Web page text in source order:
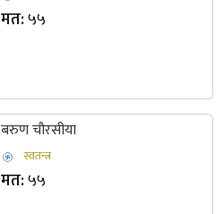
मत:५५
बरुण चौरसीया
स्वतन्त्र
मत:५५